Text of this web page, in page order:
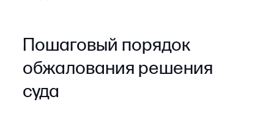
к рассмотрению:
доказательства оплаты государственной
документы о полномочиях представителя;